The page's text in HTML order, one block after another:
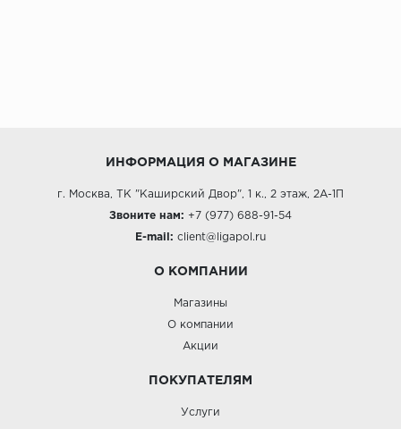
ИНФОРМАЦИЯ О МАГАЗИНЕ
г. Москва, ТК "Каширский Двор", 1 к., 2 этаж, 2А-1П
Звоните нам: +7 (977) 688-91-54
E-mail: client@ligapol.ru
О КОМПАНИИ
Магазины
О компании
Акции
ПОКУПАТЕЛЯМ
Услуги